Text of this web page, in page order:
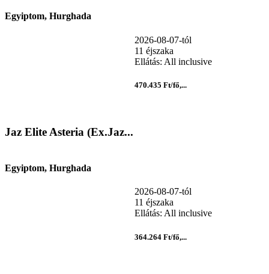
Egyiptom, Hurghada
2026-08-07-tól
11 éjszaka
Ellátás: All inclusive
470.435 Ft/fő,...
Jaz Elite Asteria (Ex.Jaz...
Egyiptom, Hurghada
2026-08-07-tól
11 éjszaka
Ellátás: All inclusive
364.264 Ft/fő,...